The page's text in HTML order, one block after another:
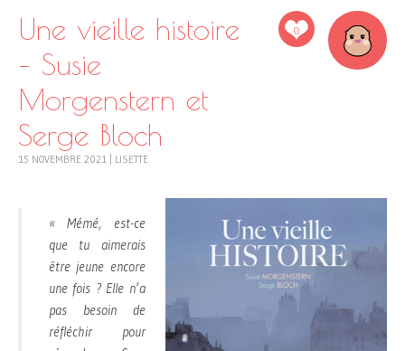
0
Une vieille histoire
– Susie
Morgenstern et
Serge Bloch
15 NOVEMBRE 2021 LISETTE
« Mémé, est-ce
que tu aimerais
être jeune encore
une fois ? Elle n’a
pas besoin de
réfléchir pour